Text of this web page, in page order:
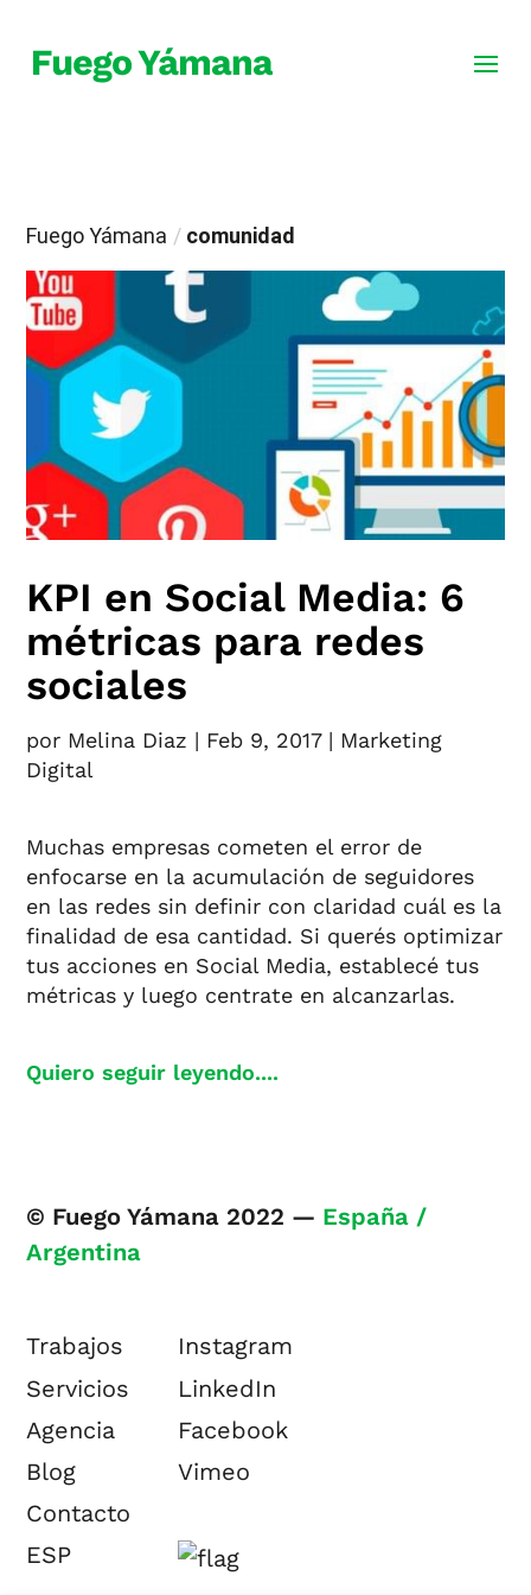
Fuego Yámana / comunidad
KPI en Social Media: 6
métricas para redes
sociales
por Melina Diaz | Feb 9, 2017| Marketing
Digital
Muchas empresas cometen el error de
enfocarse en la acumulación de seguidores
en las redes sin definir con claridad cuál es la
finalidad de esa cantidad. Si querés optimizar
tus acciones en Social Media, establecé tus
métricas y luego centrate en alcanzarlas.
Quiero seguir leyendo....
© Fuego Yámana 2022 — España /
Argentina
Trabajos
Servicios
Agencia
Blog
Contacto
ESP
Instagram
LinkedIn
Facebook
Vimeo